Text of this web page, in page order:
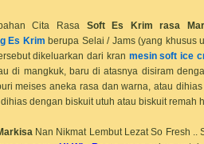
Cita Rasa SoftEs Krim rasa
Es Krim berupa Selai / Jams (yang khusus
dikeluarkan dari kran mesin soft ice
di mangkuk, baru di atasnya disiram
meises aneka rasa dan warna, atau
dengan biskuit utuh atau biskuit remah
Nan Nikmat Lembut Lezat So Fresh ..